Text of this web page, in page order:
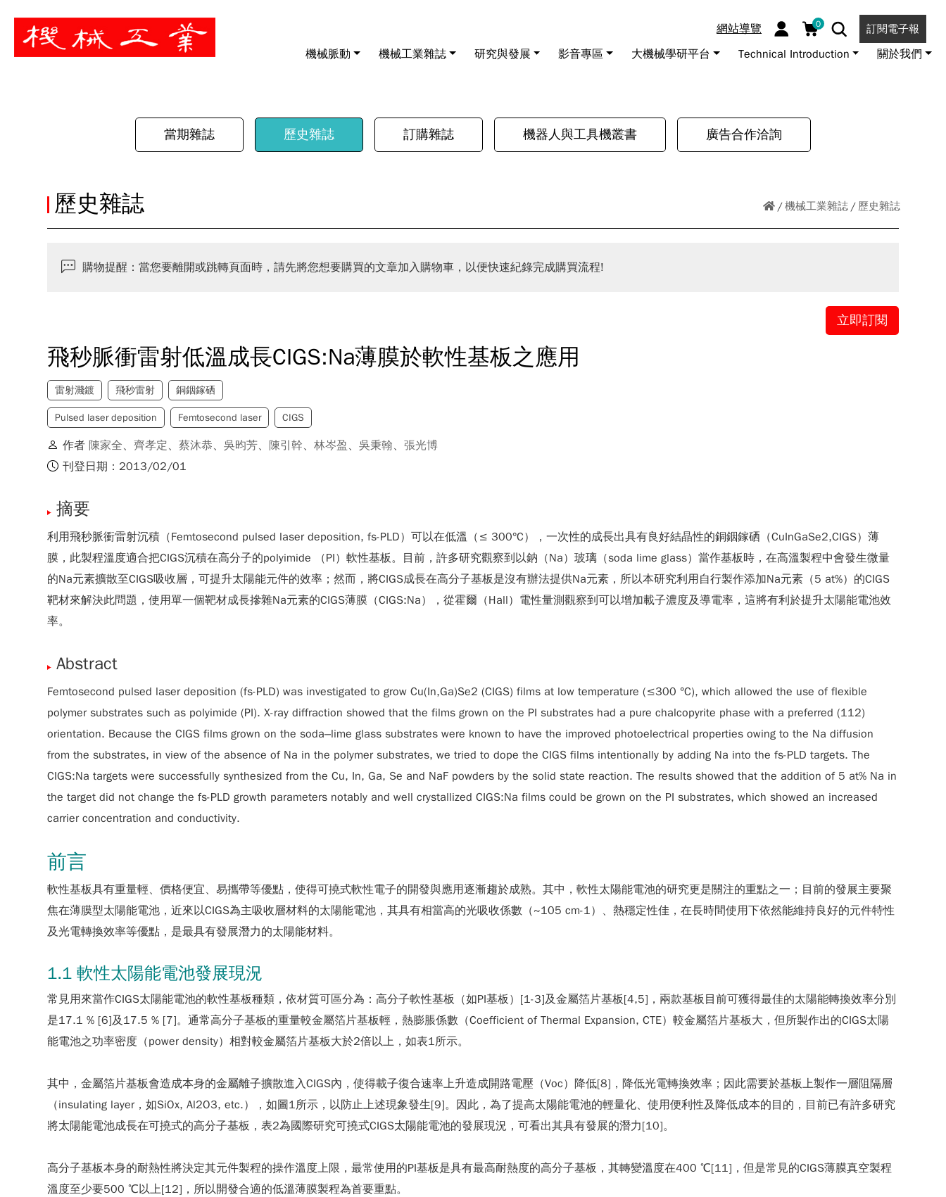
網站導覽 0 訂閱電子報
機械脈動 機械工業雜誌 研究與發展 影音專區 大機械學研平台 Technical Introduction 關於我們
暫停
當期雜誌 歷史雜誌 訂購雜誌 機器人與工具機叢書 廣告合作洽詢
機械工業雜誌 歷史雜誌
歷史雜誌
購物提醒：當您要離開或跳轉頁面時，請先將您想要購買的文章加入購物車，以便快速紀錄完成購買流程!
立即訂閱
飛秒脈衝雷射低溫成長CIGS:Na薄膜於軟性基板之應用
雷射濺鍍 飛秒雷射 銅銦鎵硒
Pulsed laser deposition Femtosecond laser CIGS
作者 陳家全、齊孝定、蔡沐恭、吳昀芳、 陳引幹、林岑盈 、吳秉翰、張光博
刊登日期：2013/02/01
摘要
利用飛秒脈衝雷射沉積（Femtosecond pulsed laser deposition, fs-PLD）可以在低溫（≤ 300°C），一次性的成長出具有良好結晶性的銅銦鎵硒（CuInGaSe2,CIGS）薄
膜，此製程溫度適合把CIGS沉積在高分子的polyimide （PI）軟性基板。目前，許多研究觀察到以鈉（Na）玻璃（soda lime glass）當作基板時，在高溫製程中會發生微量
的Na元素擴散至CIGS吸收層，可提升太陽能元件的效率；然而，將CIGS成長在高分子基板是沒有辦法提供Na元素，所以本研究利用自行製作添加Na元素（5 at%）的CIGS
靶材來解決此問題，使用單一個靶材成長摻雜Na元素的CIGS薄膜（CIGS:Na），從霍爾（Hall）電性量測觀察到可以增加載子濃度及導電率，這將有利於提升太陽能電池效
率。
Abstract
Femtosecond pulsed laser deposition (fs-PLD) was investigated to grow Cu(In,Ga)Se2 (CIGS) films at low temperature (≤300 °C), which allowed the use of flexible
polymer substrates such as polyimide (PI). X-ray diffraction showed that the films grown on the PI substrates had a pure chalcopyrite phase with a preferred (112)
orientation. Because the CIGS films grown on the soda–lime glass substrates were known to have the improved photoelectrical properties owing to the Na diffusion
from the substrates, in view of the absence of Na in the polymer substrates, we tried to dope the CIGS films intentionally by adding Na into the fs-PLD targets. The
CIGS:Na targets were successfully synthesized from the Cu, In, Ga, Se and NaF powders by the solid state reaction. The results showed that the addition of 5 at% Na in
the target did not change the fs-PLD growth parameters notably and well crystallized CIGS:Na films could be grown on the PI substrates, which showed an increased
carrier concentration and conductivity.
前言
軟性基板具有重量輕、價格便宜、易攜帶等優點，使得可撓式軟性電子的開發與應用逐漸趨於成熟。其中，軟性太陽能電池的研究更是關注的重點之一；目前的發展主要聚
焦在薄膜型太陽能電池，近來以CIGS為主吸收層材料的太陽能電池，其具有相當高的光吸收係數（~105 cm-1）、熱穩定性佳，在長時間使用下依然能維持良好的元件特性
及光電轉換效率等優點，是最具有發展潛力的太陽能材料。
1.1 軟性太陽能電池發展現況
常見用來當作CIGS太陽能電池的軟性基板種類，依材質可區分為：高分子軟性基板（如PI基板）[1-3]及金屬箔片基板[4,5]，兩款基板目前可獲得最佳的太陽能轉換效率分別
是17.1 % [6]及17.5 % [7]。通常高分子基板的重量較金屬箔片基板輕，熱膨脹係數（Coefficient of Thermal Expansion, CTE）較金屬箔片基板大，但所製作出的CIGS太陽
能電池之功率密度（power density）相對較金屬箔片基板大於2倍以上，如表1所示。
其中，金屬箔片基板會造成本身的金屬離子擴散進入CIGS內，使得載子復合速率上升造成開路電壓（Voc）降低[8]，降低光電轉換效率；因此需要於基板上製作一層阻隔層
（insulating layer，如SiOx, Al2O3, etc.），如圖1所示，以防止上述現象發生[9]。因此，為了提高太陽能電池的輕量化、使用便利性及降低成本的目的，目前已有許多研究
將太陽能電池成長在可撓式的高分子基板，表2為國際研究可撓式CIGS太陽能電池的發展現況，可看出其具有發展的潛力[10]。
高分子基板本身的耐熱性將決定其元件製程的操作溫度上限，最常使用的PI基板是具有最高耐熱度的高分子基板，其轉變溫度在400 ℃[11]，但是常見的CIGS薄膜真空製程
溫度至少要500 ℃以上[12]，所以開發合適的低溫薄膜製程為首要重點。